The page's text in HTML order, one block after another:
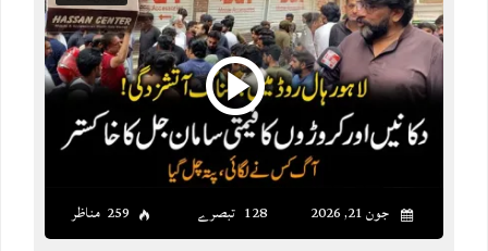
جون 21, 2026 128 تبصرے 259 مناظر